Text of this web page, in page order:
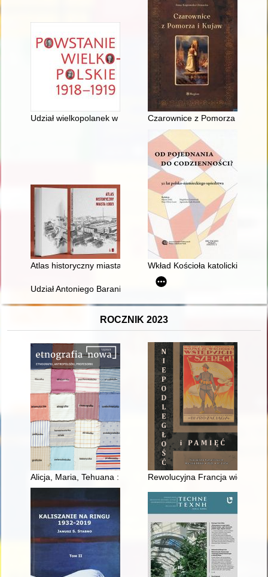
Udział wielkopolanek w inicjatywach niepodległościowych w
Czarownice z Pomorza i Kujaw
Atlas historyczny miasta Łodzi Wkład Kościoła katolickiego
Udział Antoniego Baraniaka SDB w pracach Konferencji
ROCZNIK 2023
Alicja, Maria, Tehuana : meksykańskie transpozycje wystawy
Rewolucyjna Francja widziana